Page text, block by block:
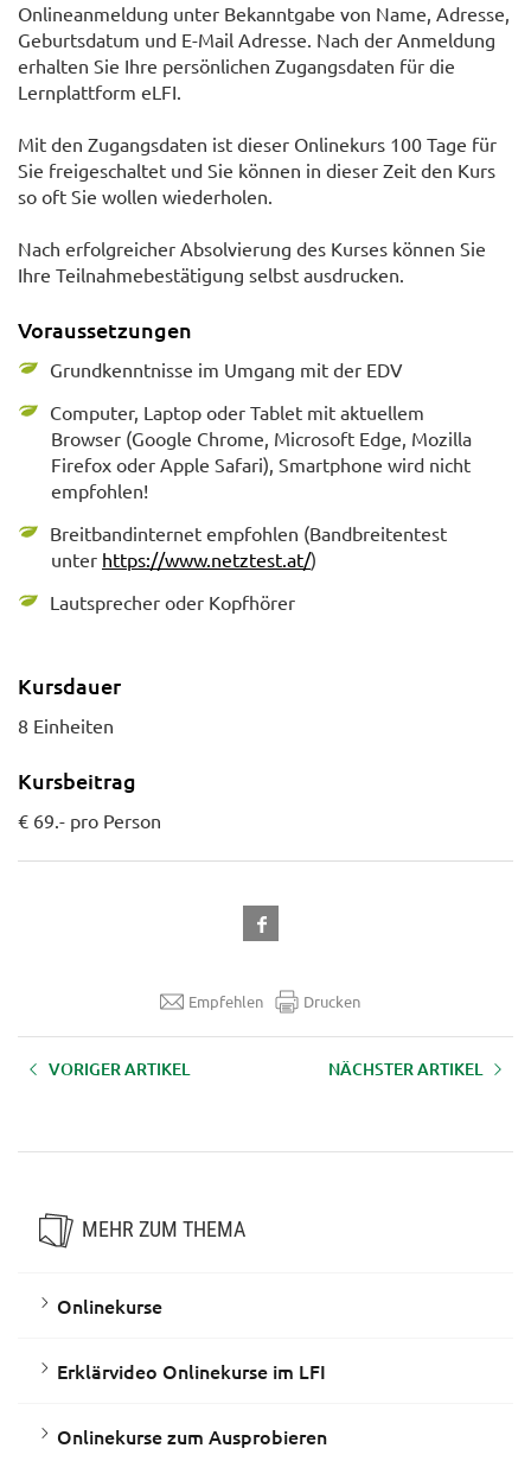
Onlineanmeldung unter Bekanntgabe von Name, Adresse,
Geburtsdatum und E-Mail Adresse. Nach der Anmeldung
erhalten Sie Ihre persönlichen Zugangsdaten für die
Lernplattform eLFI.
Mit den Zugangsdaten ist dieser Onlinekurs 100 Tage für
Sie freigeschaltet und Sie können in dieser Zeit den Kurs
so oft Sie wollen wiederholen.
Nach erfolgreicher Absolvierung des Kurses können Sie
Ihre Teilnahmebestätigung selbst ausdrucken.
Voraussetzungen
Grundkenntnisse im Umgang mit der EDV
Computer, Laptop oder Tablet mit aktuellem
Browser (Google Chrome, Microsoft Edge, Mozilla
Firefox oder Apple Safari), Smartphone wird nicht
empfohlen!
Breitbandinternet empfohlen (Bandbreitentest
unter https://www.netztest.at/)
Lautsprecher oder Kopfhörer
Kursdauer
8 Einheiten
Kursbeitrag
€ 69.- pro Person
Empfehlen Drucken
VORIGER ARTIKEL NÄCHSTER ARTIKEL
MEHR ZUM THEMA
Onlinekurse
Erklärvideo Onlinekurse im LFI
Onlinekurse zum Ausprobieren